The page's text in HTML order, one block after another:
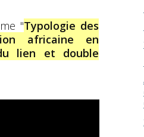
"Typologie des
africaine en
lien et double